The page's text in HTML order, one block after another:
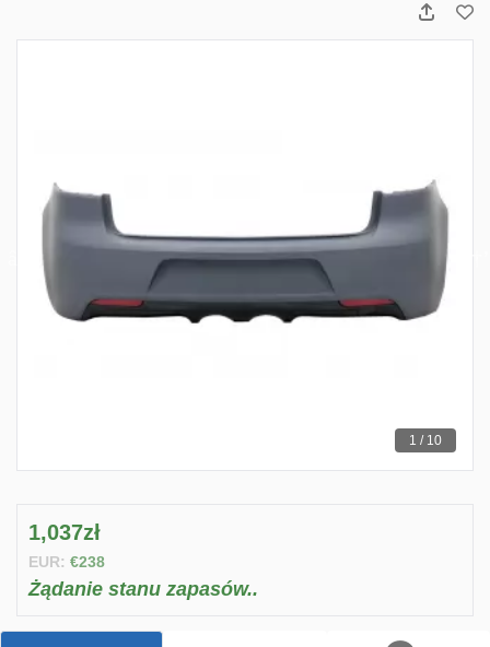
1 / 10
1,037zł
EUR: €238
Żądanie stanu zapasów..